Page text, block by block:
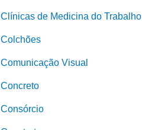
Clínicas de Medicina do Trabalho
Colchões
Comunicação Visual
Concreto
Consórcio